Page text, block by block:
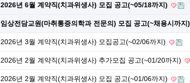
2026년 6월 계약직(치과위생사) 모집 공고(~05/18까지)
임상전담교원(마취통증의학과 전문의) 모집 공고(~채용시까지)
2026년 3월 계약직(치과위생사) 모집공고(~02/06까지)
2026년 2월 계약직(치과위생사) 추가모집 공고(~01/20까지)
2026년 2월 계약직(치과위생사) 모집 공고(~01/06까지)